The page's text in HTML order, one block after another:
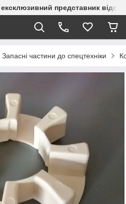
представник відомих
Запасні частини до спецтехніки